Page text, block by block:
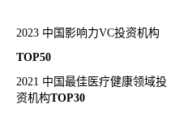
2023 中国影响力VC投资机构
TOP50
2021 中国最佳医疗健康领域投
资机构TOP30